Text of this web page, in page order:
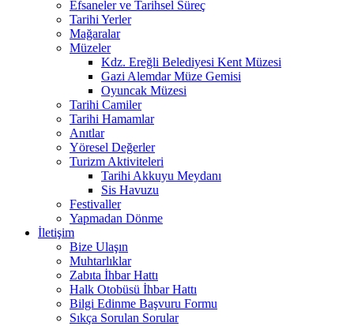
Efsaneler ve Tarihsel Süreç
Tarihi Yerler
Mağaralar
Müzeler
Kdz. Ereğli Belediyesi Kent Müzesi
Gazi Alemdar Müze Gemisi
Oyuncak Müzesi
Tarihi Camiler
Tarihi Hamamlar
Anıtlar
Yöresel Değerler
Turizm Aktiviteleri
Tarihi Akkuyu Meydanı
Sis Havuzu
Festivaller
Yapmadan Dönme
İletişim
Bize Ulaşın
Muhtarlıklar
Zabıta İhbar Hattı
Halk Otobüsü İhbar Hattı
Bilgi Edinme Başvuru Formu
Sıkça Sorulan Sorular